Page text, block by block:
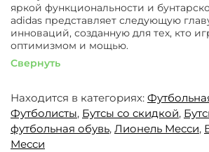
яркой функциональности и
adidas представляет следующую
инноваций, созданную для тех, кто
оптимизмом и мощью.
Свернуть
Находится в категориях:
Футболисты, Бутсы со скидкой,
футбольная обувь, Лионель Месси,
Месси